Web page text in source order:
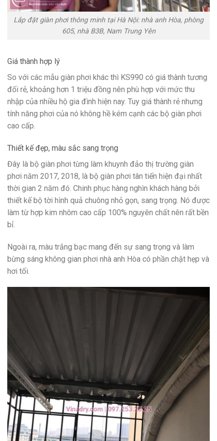
Lắp đặt giàn phơi thông minh tại Hà Nội: nhà anh Hòa, phòng
605, nhà B3B, Nam Trung Yên
Giá thành hợp lý
So với các mẫu giàn phơi khác thì KS990 có giá thành tương
đối rẻ, khoảng hơn 1 triệu đồng nên phù hợp với mức thu
nhập của nhiều hộ gia đình hiện nay. Tuy giá thành rẻ nhưng
tính năng phơi của nó không hề kém cạnh các bộ giàn phơi
cao cấp.
Thiết kế đẹp, màu sắc sang trọng
Đây là bộ giàn phơi từng làm khuynh đảo thị trường giàn
phơi năm 2017, 2018, là bộ giàn phơi tân tiến hiện đại nhất
thời gian 2 năm đó. Chinh phục hàng nghìn khách hàng bởi
thiết kế bộ tời hình quả chuông nhỏ gọn, sang trọng. Nó được
làm từ hợp kim nhôm cao cấp 100% nguyên chất nên rất bền
bỉ.
Ngoài ra, màu trắng bạc mang đến sự sang trọng và làm
bừng sáng không gian phơi nhà anh Hòa có phần chật hẹp và
hơi tối.